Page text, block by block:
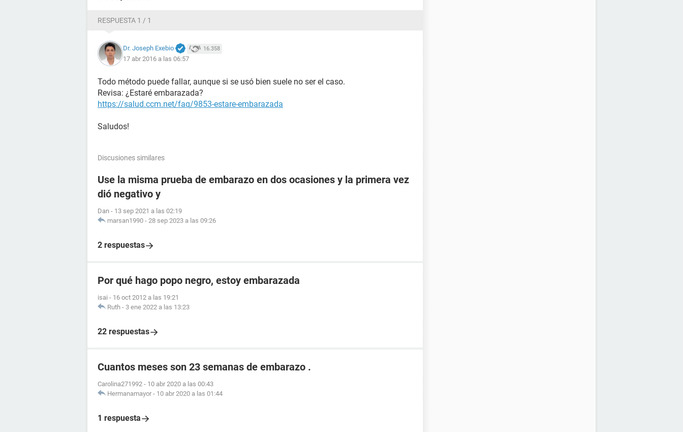
RESPUESTA 1 / 1
Dr. Joseph Exebio 16.358
17 abr 2016 a las 06:57
Todo método puede fallar, aunque si se usó bien suele no ser el caso.
Revisa: ¿Estaré embarazada?
https://salud.ccm.net/faq/9853-estare-embarazada
Saludos!
Discusiones similares
Use la misma prueba de embarazo en dos ocasiones y la primera vez
dió negativo y
Dan - 13 sep 2021 a las 02:19
marsan1990 - 28 sep 2023 a las 09:26
2 respuestas
Por qué hago popo negro, estoy embarazada
isai - 16 oct 2012 a las 19:21
Ruth - 3 ene 2022 a las 13:23
22 respuestas
Cuantos meses son 23 semanas de embarazo .
Carolina271992 - 10 abr 2020 a las 00:43
Hermanamayor - 10 abr 2020 a las 01:44
1 respuesta